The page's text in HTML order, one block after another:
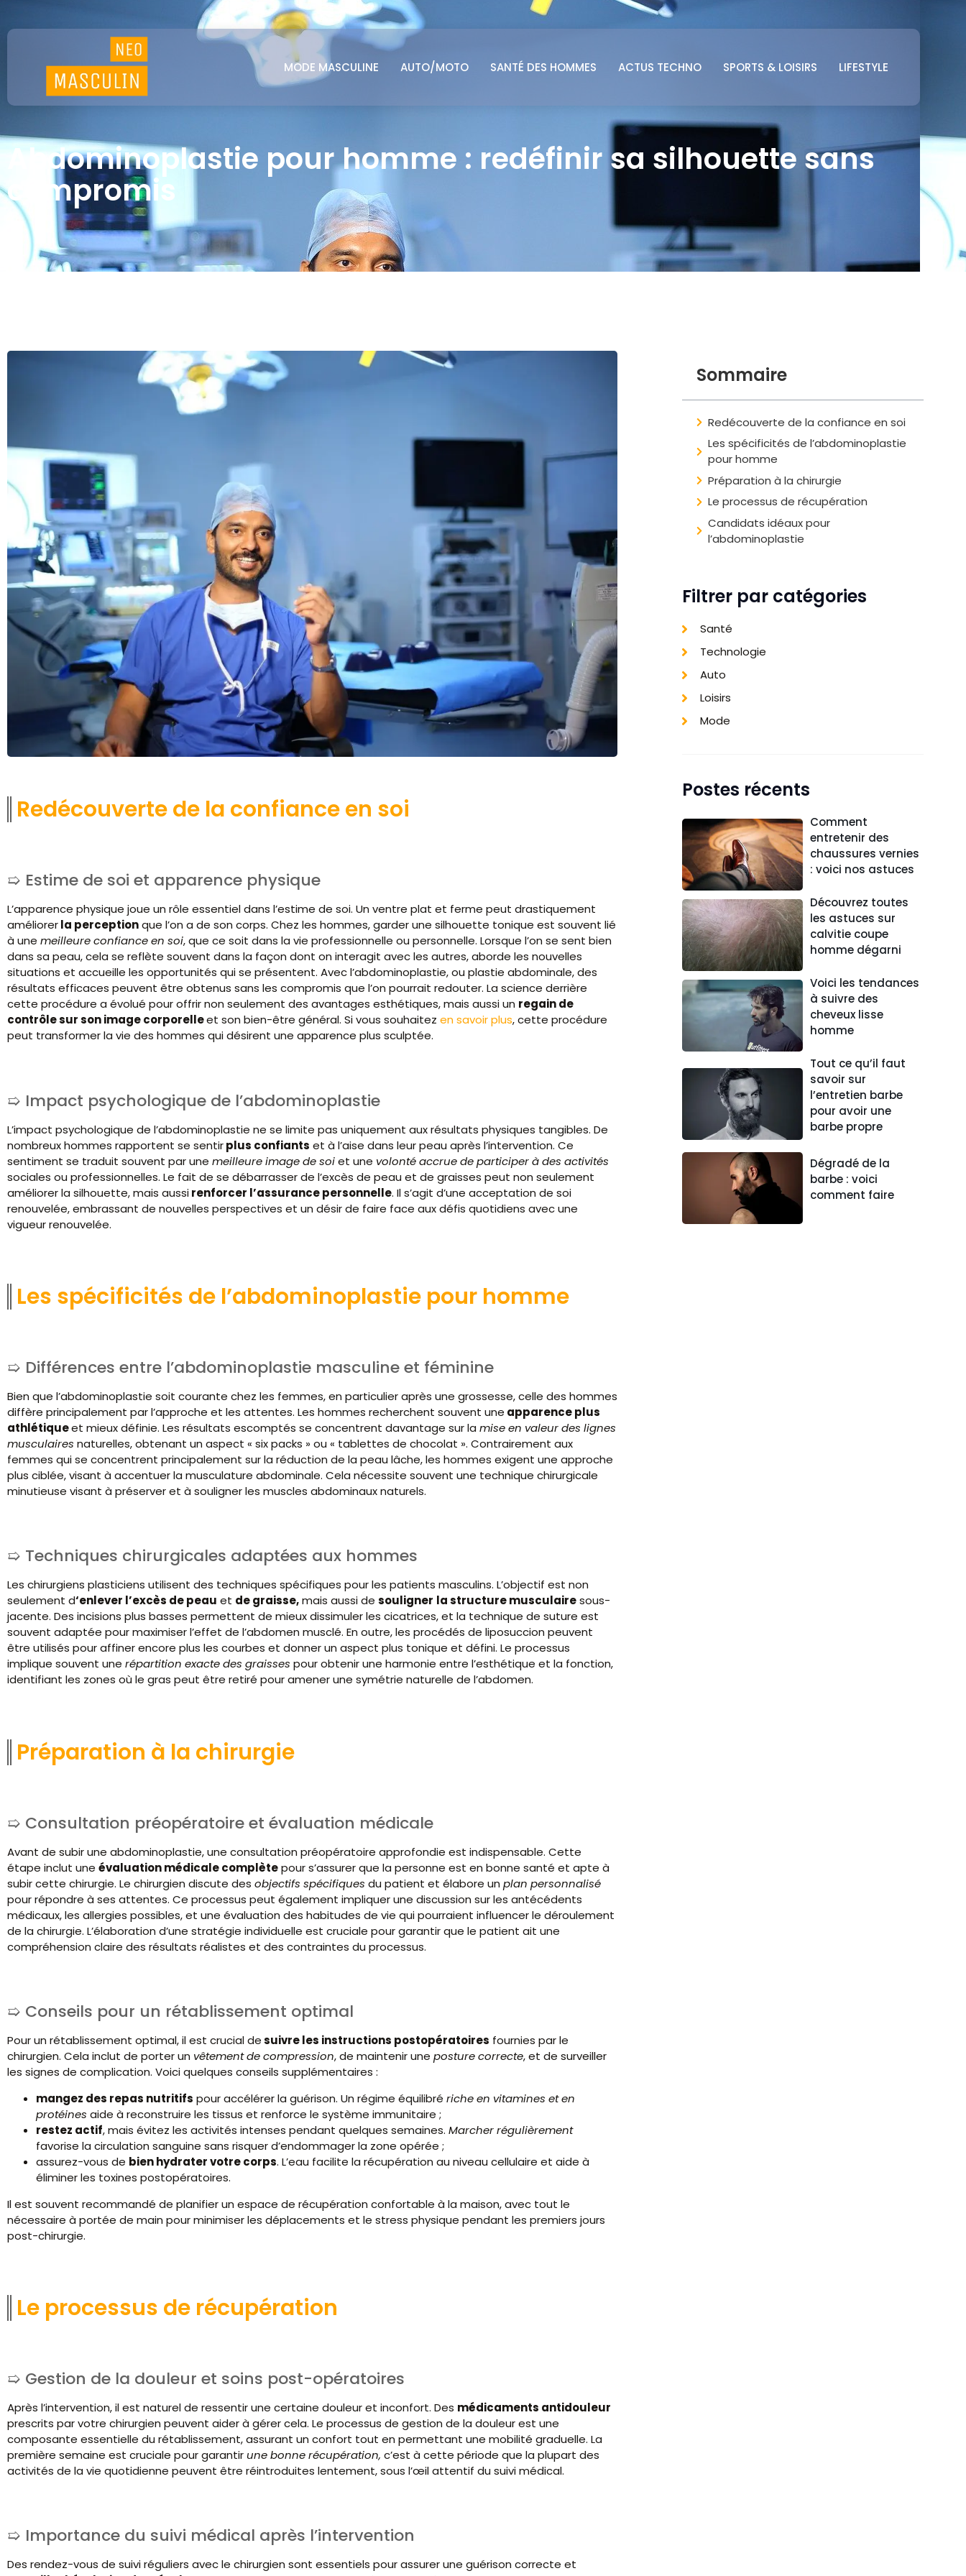
MODE MASCULINE AUTO/MOTO SANTÉ DES HOMMES ACTUS TECHNO SPORTS & LOISIRS LIFESTYLE
Abdominoplastie pour homme : redéfinir sa silhouette sans
compromis
Redécouverte de la confiance en soi
Estime de soi et apparence physique
L’apparence physique joue un rôle essentiel dans l’estime de soi. Un ventre plat et ferme peut drastiquement
améliorerla perceptionque l’on a de son corps. Chez les hommes, garder une silhouette tonique est souvent lié
à une meilleure confiance en soi, que ce soit dans la vie professionnelle ou personnelle. Lorsque l’on se sent bien
dans sa peau, cela se reflète souvent dans la façon dont on interagit avec les autres, aborde les nouvelles
situations et accueille les opportunités qui se présentent. Avec l’abdominoplastie, ou plastie abdominale, des
résultats efficaces peuvent être obtenus sans les compromis que l’on pourrait redouter. La science derrière
cette procédure a évolué pour offrir non seulement des avantages esthétiques, mais aussi un regain de
contrôle sur son image corporelleet son bien-être général. Si vous souhaitez en savoir plus, cette procédure
peut transformer la vie des hommes qui désirent une apparence plus sculptée.
Impact psychologique de l’abdominoplastie
L’impact psychologique de l’abdominoplastie ne se limite pas uniquement aux résultats physiques tangibles. De
nombreux hommes rapportent se sentirplus confiants et à l’aise dans leur peau après l’intervention. Ce
sentiment se traduit souvent par une meilleure image de soiet une volonté accrue de participer à des activités
sociales ou professionnelles. Le fait de se débarrasser de l’excès de peau et de graisses peut non seulement
améliorer la silhouette, mais aussirenforcer l’assurance personnelle. Il s’agit d’une acceptation de soi
renouvelée, embrassant de nouvelles perspectives et un désir de faire face aux défis quotidiens avec une
vigueur renouvelée.
Les spécificités de l’abdominoplastie pour homme
Différences entre l’abdominoplastie masculine et féminine
Bien que l’abdominoplastie soit courante chez les femmes, en particulier après une grossesse, celle des hommes
diffère principalement par l’approche et les attentes. Les hommes recherchent souvent une apparence plus
athlétiqueet mieux définie. Les résultats escomptés se concentrent davantage sur la mise en valeur des lignes
musculaires naturelles, obtenant un aspect « six packs » ou « tablettes de chocolat ». Contrairement aux
femmes qui se concentrent principalement sur la réduction de la peau lâche, les hommes exigent une approche
plus ciblée, visant à accentuer la musculature abdominale. Cela nécessite souvent une technique chirurgicale
minutieuse visant à préserver et à souligner les muscles abdominaux naturels.
Techniques chirurgicales adaptées aux hommes
Les chirurgiens plasticiens utilisent des techniques spécifiques pour les patients masculins. L’objectif est non
seulement d‘enlever l’excès de peau et de graisse,mais aussi de souligner la structure musculairesous-
jacente. Des incisions plus basses permettent de mieux dissimuler les cicatrices, et la technique de suture est
souvent adaptée pour maximiser l’effet de l’abdomen musclé. En outre, les procédés de liposuccion peuvent
être utilisés pour affiner encore plus les courbes et donner un aspect plus tonique et défini. Le processus
implique souvent une répartition exacte des graisses pour obtenir une harmonie entre l’esthétique et la fonction,
identifiant les zones où le gras peut être retiré pour amener une symétrie naturelle de l’abdomen.
Préparation à la chirurgie
Consultation préopératoire et évaluation médicale
Avant de subir une abdominoplastie, une consultation préopératoire approfondie est indispensable. Cette
étape inclut une évaluation médicale complètepour s’assurer que la personne est en bonne santé et apte à
subir cette chirurgie. Le chirurgien discute des objectifs spécifiques du patient et élabore un plan personnalisé
pour répondre à ses attentes. Ce processus peut également impliquer une discussion sur les antécédents
médicaux, les allergies possibles, et une évaluation des habitudes de vie qui pourraient influencer le déroulement
de la chirurgie. L’élaboration d’une stratégie individuelle est cruciale pour garantir que le patient ait une
compréhension claire des résultats réalistes et des contraintes du processus.
Conseils pour un rétablissement optimal
Pour un rétablissement optimal, il est crucial desuivre les instructions postopératoires fournies par le
chirurgien. Cela inclut de porter un vêtement de compression, de maintenir une posture correcte, et de surveiller
les signes de complication. Voici quelques conseils supplémentaires :
mangez des repas nutritifs pour accélérer la guérison. Un régime équilibré riche en vitamines et en
protéines aide à reconstruire les tissus et renforce le système immunitaire ;
restez actif, mais évitez les activités intenses pendant quelques semaines. Marcher régulièrement
favorise la circulation sanguine sans risquer d’endommager la zone opérée ;
assurez-vous de bien hydrater votre corps. L’eau facilite la récupération au niveau cellulaire et aide à
éliminer les toxines postopératoires.
Il est souvent recommandé de planifier un espace de récupération confortable à la maison, avec tout le
nécessaire à portée de main pour minimiser les déplacements et le stress physique pendant les premiers jours
post-chirurgie.
Le processus de récupération
Gestion de la douleur et soins post-opératoires
Après l’intervention, il est naturel de ressentir une certaine douleur et inconfort. Des médicaments antidouleur
prescrits par votre chirurgien peuvent aider à gérer cela. Le processus de gestion de la douleur est une
composante essentielle du rétablissement, assurant un confort tout en permettant une mobilité graduelle. La
première semaine est cruciale pour garantirune bonne récupération, c’est à cette période que la plupart des
activités de la vie quotidienne peuvent être réintroduites lentement, sous l’œil attentif du suivi médical.
Importance du suivi médical après l’intervention
Des rendez-vous de suivi réguliers avec le chirurgien sont essentiels pour assurer une guérison correcte et
Sommaire
Redécouverte de la confiance en soi
Les spécificités de l’abdominoplastie
pour homme
Préparation à la chirurgie
Le processus de récupération
Candidats idéaux pour
l’abdominoplastie
Filtrer par catégories
Santé
Technologie
Auto
Loisirs
Mode
Postes récents
Comment
entretenir des
chaussures vernies
: voici nos astuces
Découvrez toutes
les astuces sur
calvitie coupe
homme dégarni
Voici les tendances
à suivre des
cheveux lisse
homme
Tout ce qu’il faut
savoir sur
l’entretien barbe
pour avoir une
barbe propre
Dégradé de la
barbe : voici
comment faire